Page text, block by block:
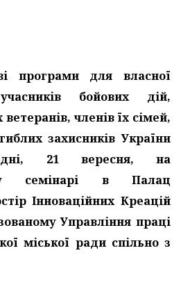
програми для власної
бойових дій,
членів їх сімей,
захисників України
21 вересня, на
семінарі в Палац
Інноваційних Креацій
Управління праці
міської ради спільно з